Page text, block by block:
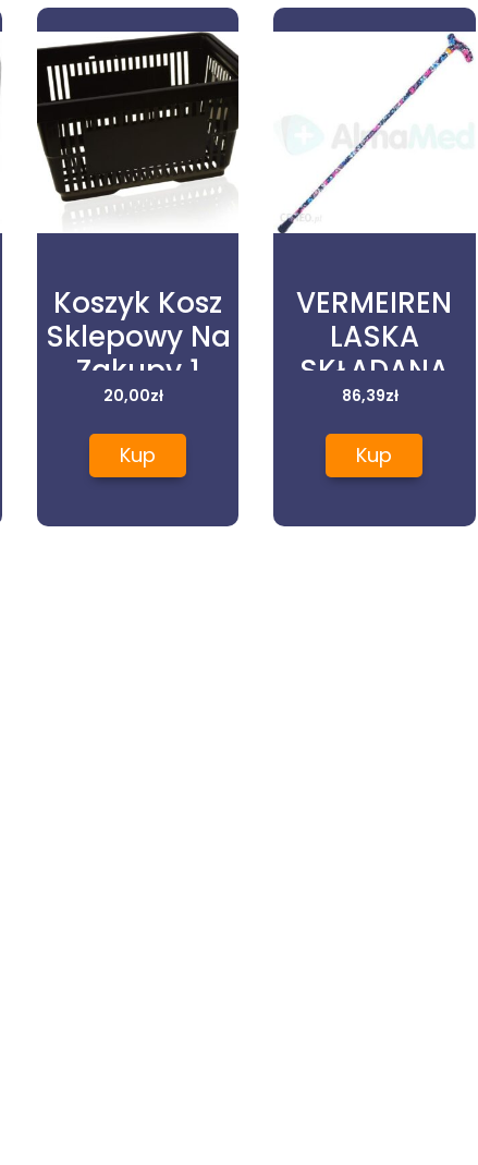
Koszyk Kosz
Sklepowy Na
Zakupy 1
Rączka
Koszyki
20,00zł
Kup
VERMEIREN
LASKA
SKŁADANA
FLORA 1
86,39zł
Kup